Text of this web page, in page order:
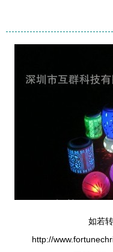
如若
http://